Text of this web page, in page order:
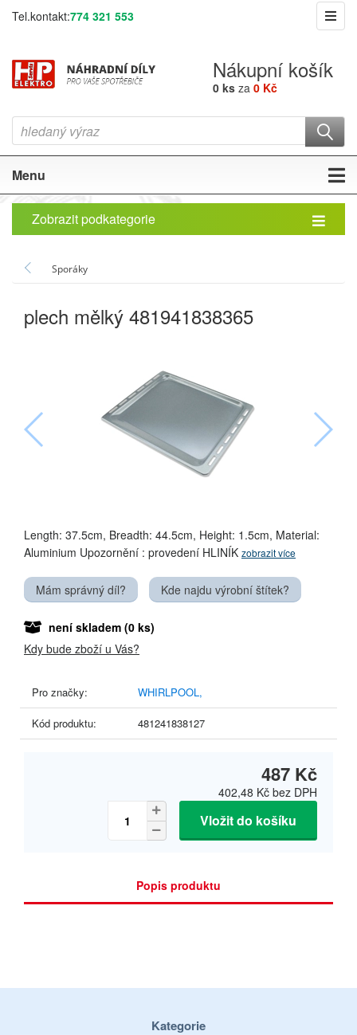
Tel.kontakt:774 321 553
Nákupní košík
0 ks za 0 Kč
Menu
Zobrazit podkategorie
Sporáky
plech mělký 481941838365
Length: 37.5cm, Breadth: 44.5cm, Height: 1.5cm, Material:
Aluminium Upozornění : provedení HLINÍK zobrazit více
Mám správný díl? Kde najdu výrobní štítek?
není skladem (0 ks)
Kdy bude zboží u Vás?
Pro značky: WHIRLPOOL,
Kód produktu: 481241838127
487 Kč
402,48 Kč bez DPH
Vložit do košíku
Popis produktu
Kategorie